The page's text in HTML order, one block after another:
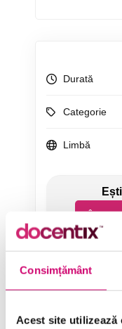
Consimțământ
Acest site utilizează
Durată
Categorie
Limbă